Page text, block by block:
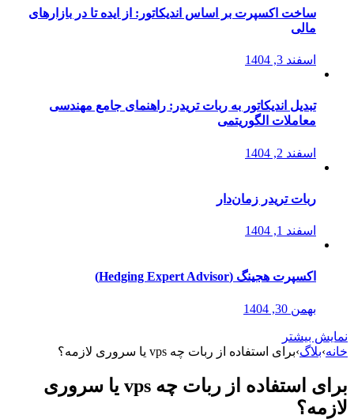
ساخت اکسپرت بر اساس اندیکاتور: از ایده تا در بازارهای
مالی
اسفند 3, 1404
تبدیل اندیکاتور به ربات تریدر: راهنمای جامع مهندسی
معاملات الگوریتمی
اسفند 2, 1404
ربات تریدر زمان‌دار
اسفند 1, 1404
اکسپرت هجینگ (Hedging Expert Advisor)
بهمن 30, 1404
نمایش بیشتر
خانه›بلاگ›برای استفاده از ربات چه vps یا سروری لازمه؟
برای استفاده از ربات چه vps یا سروری
لازمه؟